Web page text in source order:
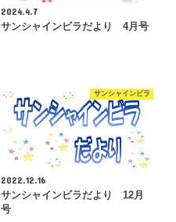
2024.4.7
サンシャインビラだより 4月号
サンシャインビラ
2022.12.16
サンシャインビラだより 12月
号